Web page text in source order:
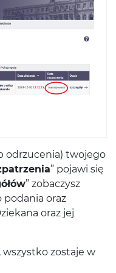
odrzucenia) twojego
” pojawi się
” zobaczysz
podania oraz
oraz jej
zostaje w